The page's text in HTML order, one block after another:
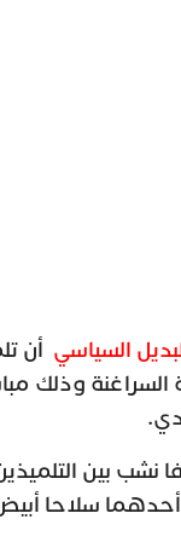
السياسي أن
السراغنة
بين
سلاحا